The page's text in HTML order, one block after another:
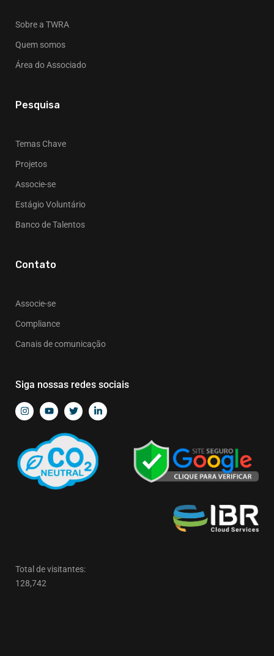
Sobre a TWRA
Quem somos
Área do Associado
Pesquisa
Temas Chave
Projetos
Associe-se
Estágio Voluntário
Banco de Talentos
Contato
Associe-se
Compliance
Canais de comunicação
Siga nossas redes sociais
Total de visitantes:
128,742